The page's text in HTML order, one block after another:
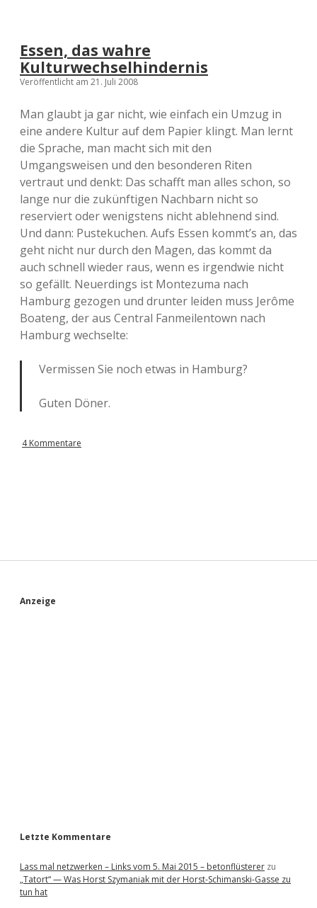
Essen, das wahre
Kulturwechselhindernis
Veröffentlicht am 21. Juli 2008
Man glaubt ja gar nicht, wie einfach ein Umzug in
eine andere Kultur auf dem Papier klingt. Man lernt
die Sprache, man macht sich mit den
Umgangsweisen und den besonderen Riten
vertraut und denkt: Das schafft man alles schon, so
lange nur die zukünftigen Nachbarn nicht so
reserviert oder wenigstens nicht ablehnend sind.
Und dann: Pustekuchen. Aufs Essen kommt’s an, das
geht nicht nur durch den Magen, das kommt da
auch schnell wieder raus, wenn es irgendwie nicht
so gefällt. Neuerdings ist Montezuma nach
Hamburg gezogen und drunter leiden muss Jerôme
Boateng, der aus Central Fanmeilentown nach
Hamburg wechselte:
Vermissen Sie noch etwas in Hamburg?
Guten Döner.
4 Kommentare
S
Anzeige
Letzte Kommentare
Lass mal netzwerken – Links vom 5. Mai 2015 – betonflüsterer zu
„Tatort“ — Was Horst Szymaniak mit der Horst-Schimanski-Gasse zu
tun hat